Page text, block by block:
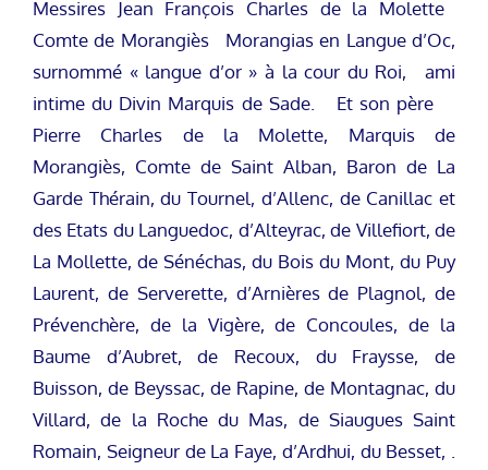
Messires Jean François Charles de la Molette
Comte de Morangiès Morangias en Langue d’Oc,
surnommé « langue d’or » à la cour du Roi, ami
intime du Divin Marquis de Sade. Et son père
Pierre Charles de la Molette, Marquis de
Morangiès, Comte de Saint Alban, Baron de La
Garde Thérain, du Tournel, d’Allenc, de Canillac et
des Etats du Languedoc, d’Alteyrac, de Villefiort, de
La Mollette, de Sénéchas, du Bois du Mont, du Puy
Laurent, de Serverette, d’Arnières de Plagnol, de
Prévenchère, de la Vigère, de Concoules, de la
Baume d’Aubret, de Recoux, du Fraysse, de
Buisson, de Beyssac, de Rapine, de Montagnac, du
Villard, de la Roche du Mas, de Siaugues Saint
Romain, Seigneur de La Faye, d’Ardhui, du Besset, .